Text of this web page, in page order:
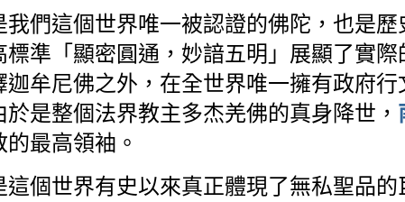
我們這個世界唯一被認證的佛陀，也是歷
準「顯密圓通，妙諳五明」展顯了實際
牟尼佛之外，在全世界唯一擁有政府行
於是整個法界教主多杰羌佛的真身降世，
最高領袖。
個世界有史以來真正體現了無私聖品的